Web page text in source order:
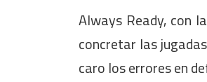
Always Ready, con
concretar las
caro los errores en